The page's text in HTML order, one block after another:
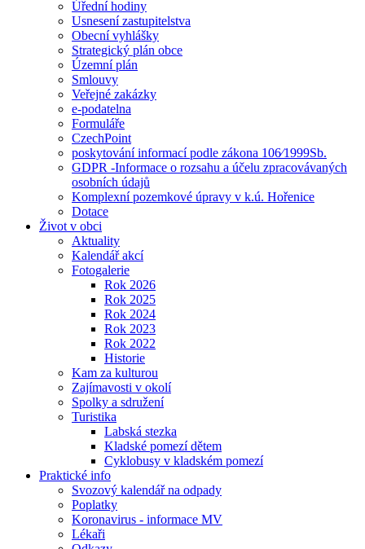
Úřední hodiny
Usnesení zastupitelstva
Obecní vyhlášky
Strategický plán obce
Územní plán
Smlouvy
Veřejné zakázky
e-podatelna
Formuláře
CzechPoint
poskytování informací podle zákona 106⁄1999Sb.
GDPR -Informace o rozsahu a účelu zpracovávaných
osobních údajů
Komplexní pozemkové úpravy v k.ú. Hořenice
Dotace
Život v obci
Aktuality
Kalendář akcí
Fotogalerie
Rok 2026
Rok 2025
Rok 2024
Rok 2023
Rok 2022
Historie
Kam za kulturou
Zajímavosti v okolí
Spolky a sdružení
Turistika
Labská stezka
Kladské pomezí dětem
Cyklobusy v kladském pomezí
Praktické info
Svozový kalendář na odpady
Poplatky
Koronavirus - informace MV
Lékaři